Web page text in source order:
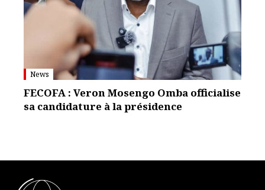
News
FECOFA : Veron Mosengo Omba officialise
sa candidature à la présidence